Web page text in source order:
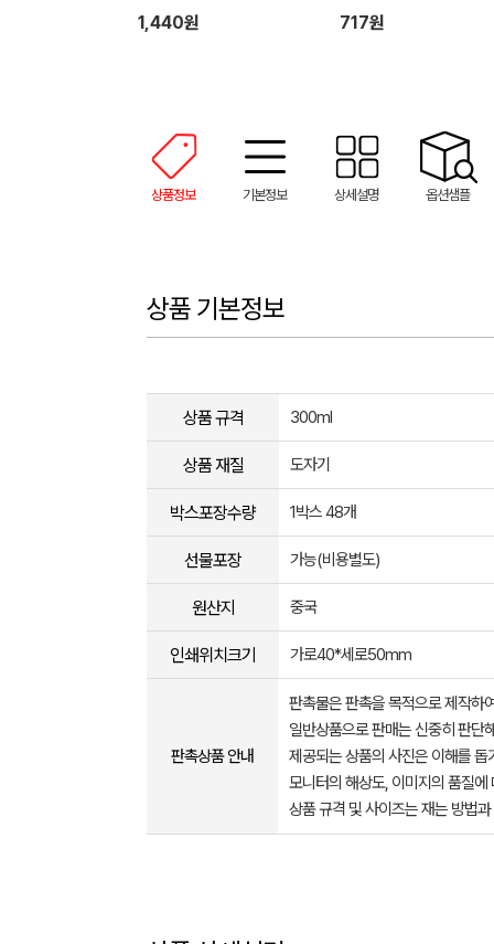
1,440원 717원
상품정보 기본정보 상세설명 옵션샘플
상품 기본정보
상품 규격 300ml
상품 재질 도자기
박스포장수량 1박스 48개
선물포장 가능(비용별도)
원산지 중국
인쇄위치크기 가로40*세로50mm
판촉상품 안내
판촉물은 판촉을 목적으로 제작하
일반상품으로 판매는 신중히 판단
제공되는 상품의 사진은 이해를
모니터의 해상도, 이미지의 품질
상품 규격 및 사이즈는 재는 방법